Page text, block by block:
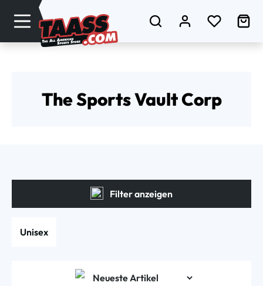
Zum Hauptinhalt springen
Du hast
The Sports Vault Corp
Filter anzeigen
Unisex